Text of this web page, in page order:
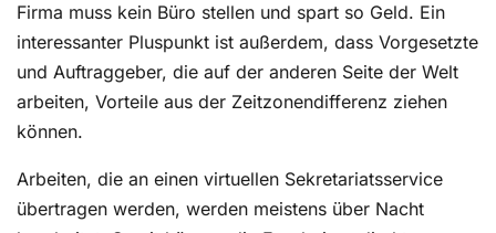
Firma muss kein Büro stellen und spart so Geld. Ein
interessanter Pluspunkt ist außerdem, dass Vorgesetzte
und Auftraggeber, die auf der anderen Seite der Welt
arbeiten, Vorteile aus der Zeitzonendifferenz ziehen
können.
Arbeiten, die an einen virtuellen Sekretariatsservice
übertragen werden, werden meistens über Nacht